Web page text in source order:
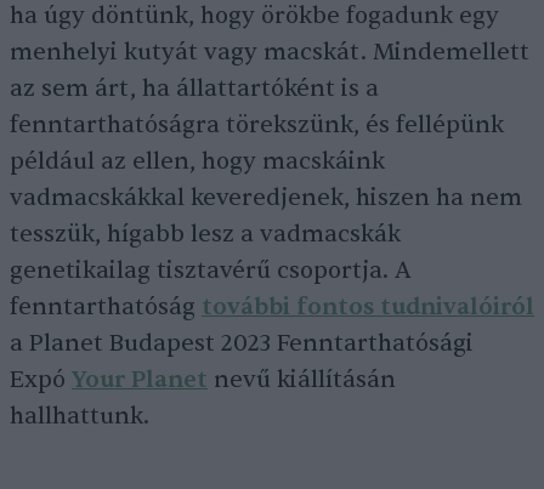
ha úgy döntünk, hogy örökbe fogadunk egy
menhelyi kutyát vagy macskát. Mindemellett
az sem árt, ha állattartóként is a
fenntarthatóságra törekszünk, és fellépünk
például az ellen, hogy macskáink
vadmacskákkal keveredjenek, hiszen ha nem
tesszük, hígabb lesz a vadmacskák
genetikailag tisztavérű csoportja. A
fenntarthatóság további fontos tudnivalóiról
a Planet Budapest 2023 Fenntarthatósági
Expó Your Planet nevű kiállításán
hallhattunk.